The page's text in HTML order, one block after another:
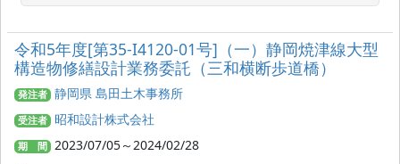
令和5年度[第35-I4120-01号]（一）静岡焼津線大型
構造物修繕設計業務委託（三和横断歩道橋）
発注者 静岡県 島田土木事務所
受注者 昭和設計株式会社
期 間 2023/07/05～2024/02/28